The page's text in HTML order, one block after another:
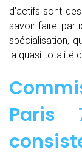
d’actifs sont
savoir-faire
spécialisation,
la quasi-totalité
Paris